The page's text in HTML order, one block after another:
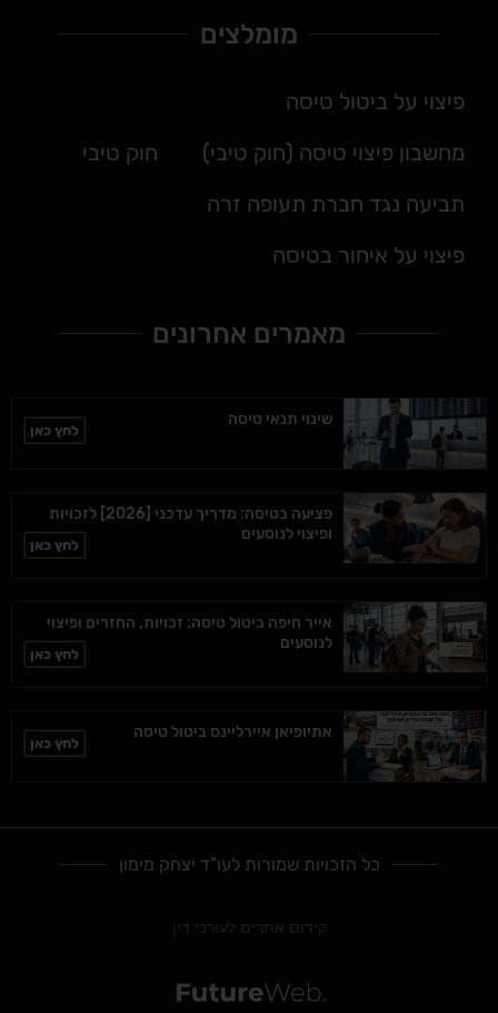
מומלצים
פיצוי על ביטול טיסה
מחשבון פיצוי טיסה (חוק טיבי)
חוק טיבי
תביעה נגד חברת תעופה זרה
פיצוי על איחור בטיסה
מאמרים אחרונים
שינוי תנאי טיסה
לחץ כאן
פציעה בטיסה: מדריך עדכני [2026] לזכויות
ופיצוי לנוסעים
לחץ כאן
אייר חיפה ביטול טיסה: זכויות, החזרים ופיצוי
לנוסעים
לחץ כאן
אתיופיאן איירליינס ביטול טיסה
לחץ כאן
כל הזכויות שמורות לעו"ד יצחק מימון
קידום אתרים לעורכי דין